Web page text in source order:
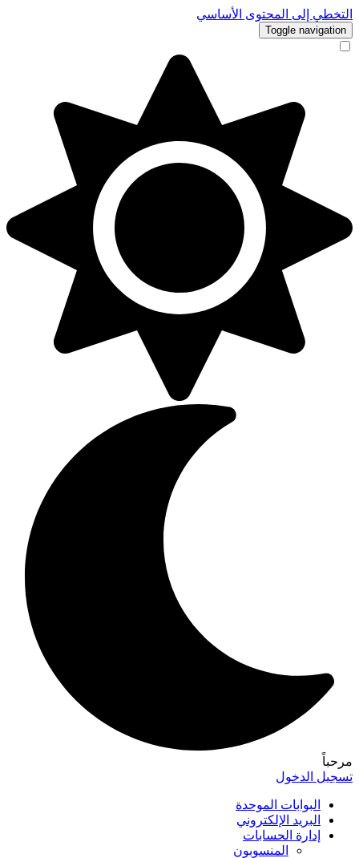
التخطي إلى المحتوى الأساسي
Toggle navigation
مرحباً
تسجيل الدخول
البوابات الموحدة
البريد الإلكتروني
إدارة الحسابات
المنسوبون